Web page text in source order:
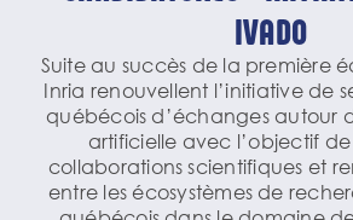
IVADO
Suite au succès de la première
Inria renouvellent l’initiative de
québécois d’échanges autour
artificielle avec l’objectif
collaborations scientifiques et
entre les écosystèmes de